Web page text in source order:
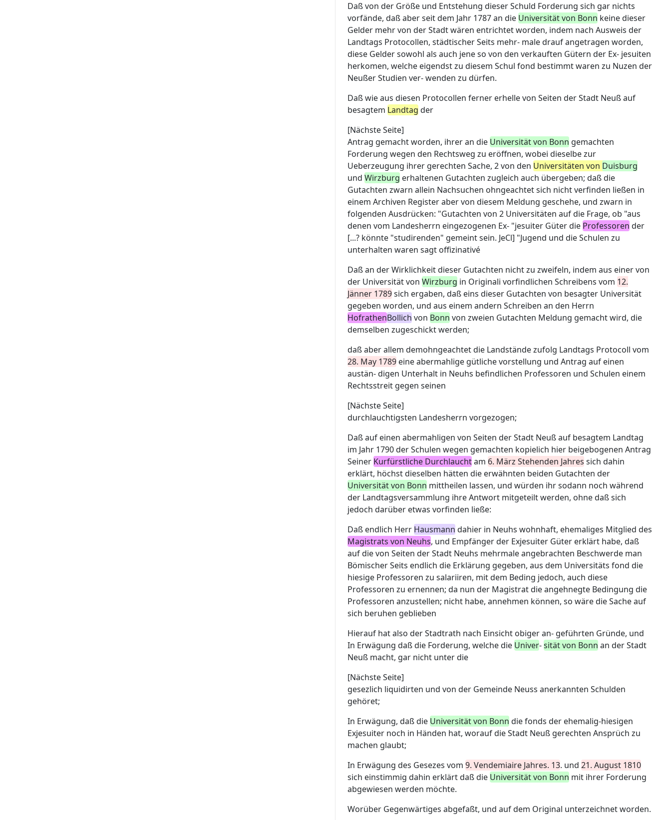
Daß von der Größe und Entstehung dieser Schuld Forderung sich gar nichts
vorfände, daß aber seit dem Jahr 1787 an die Universität von Bonn keine dieser
Gelder mehr von der Stadt wären entrichtet worden, indem nach Ausweis der
Landtags Protocollen, städtischer Seits mehr- male drauf angetragen worden,
diese Gelder sowohl als auch jene so von den verkauften Gütern der Ex- jesuiten
herkomen, welche eigendst zu diesem Schul fond bestimmt waren zu Nuzen der
Neußer Studien ver- wenden zu dürfen.
Daß wie aus diesen Protocollen ferner erhelle von Seiten der Stadt Neuß auf
besagtem Landtag der
[Nächste Seite]
Antrag gemacht worden, ihrer an die Universität von Bonn gemachten
Forderung wegen den Rechtsweg zu eröffnen, wobei dieselbe zur
Ueberzeugung ihrer gerechten Sache, 2 von den Universitäten von Duisburg
und Wirzburg erhaltenen Gutachten zugleich auch übergeben; daß die
Gutachten zwarn allein Nachsuchen ohngeachtet sich nicht verfinden ließen in
einem Archiven Register aber von diesem Meldung geschehe, und zwarn in
folgenden Ausdrücken: "Gutachten von 2 Universitäten auf die Frage, ob "aus
denen vom Landesherrn eingezogenen Ex- "jesuiter Güter die Professoren der
[...? könnte "studirenden" gemeint sein. JeCl] "Jugend und die Schulen zu
unterhalten waren sagt offizinativé
Daß an der Wirklichkeit dieser Gutachten nicht zu zweifeln, indem aus einer von
der Universität von Wirzburg in Originali vorfindlichen Schreibens vom 12.
Jänner 1789sich ergaben, daß eins dieser Gutachten von besagter Universität
gegeben worden, und aus einem andern Schreiben an den Herrn
HofrathenBollich von Bonn von zweien Gutachten Meldung gemacht wird, die
demselben zugeschickt werden;
daß aber allem demohngeachtet die Landstände zufolg Landtags Protocoll vom
28. May 1789eine abermahlige gütliche vorstellung und Antrag auf einen
austän- digen Unterhalt in Neuhs befindlichen Professoren und Schulen einem
Rechtsstreit gegen seinen
[Nächste Seite]
durchlauchtigsten Landesherrn vorgezogen;
Daß auf einen abermahligen von Seiten der Stadt Neuß auf besagtem Landtag
im Jahr 1790 der Schulen wegen gemachten kopielich hier beigebogenen Antrag
Seiner Kurfürstliche Durchlauchtam 6. März Stehenden Jahres sich dahin
erklärt, höchst dieselben hätten die erwähnten beiden Gutachten der
Universität von Bonn mittheilen lassen, und würden ihr sodann noch während
der Landtagsversammlung ihre Antwort mitgeteilt werden, ohne daß sich
jedoch darüber etwas vorfinden ließe:
Daß endlich Herr Hausmann dahier in Neuhs wohnhaft, ehemaliges Mitglied des
Magistrats von Neuhs, und Empfänger der Exjesuiter Güter erklärt habe, daß
auf die von Seiten der Stadt Neuhs mehrmale angebrachten Beschwerde man
Bömischer Seits endlich die Erklärung gegeben, aus dem Universitäts fond die
hiesige Professoren zu salariiren, mit dem Beding jedoch, auch diese
Professoren zu ernennen; da nun der Magistrat die angehnegte Bedingung die
Professoren anzustellen; nicht habe, annehmen können, so wäre die Sache auf
sich beruhen geblieben
Hierauf hat also der Stadtrath nach Einsicht obiger an- geführten Gründe, und
In Erwägung daß die Forderung, welche die Univer-sität von Bonn an der Stadt
Neuß macht, gar nicht unter die
[Nächste Seite]
gesezlich liquidirten und von der Gemeinde Neuss anerkannten Schulden
gehöret;
In Erwägung, daß die Universität von Bonn die fonds der ehemalig-hiesigen
Exjesuiter noch in Händen hat, worauf die Stadt Neuß gerechten Ansprüch zu
machen glaubt;
In Erwägung des Gesezes vom 9. Vendemiaire Jahres. 13. und 21. August 1810
sich einstimmig dahin erklärt daß die Universität von Bonn mit ihrer Forderung
abgewiesen werden möchte.
Worüber Gegenwärtiges abgefaßt, und auf dem Original unterzeichnet worden.